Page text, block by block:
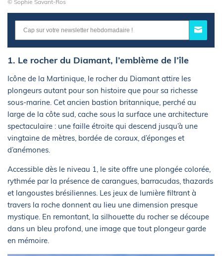
© Sophie Savant-Ros
1. Le rocher du Diamant, l’emblème de l’île
Icône de la Martinique, le rocher du Diamant attire les
plongeurs autant pour son histoire que pour sa richesse
sous-marine. Cet ancien bastion britannique, perché au
large de la côte sud, cache sous la surface une architecture
spectaculaire : une faille étroite qui descend jusqu’à une
vingtaine de mètres, bordée de coraux, d’éponges et
d’anémones.
Accessible dès le niveau 1, le site offre une plongée colorée,
rythmée par la présence de carangues, barracudas, thazards
et langoustes brésiliennes. Les jeux de lumière filtrant à
travers la roche donnent au lieu une dimension presque
mystique. En remontant, la silhouette du rocher se découpe
dans un bleu profond, une image que tout plongeur garde
en mémoire.